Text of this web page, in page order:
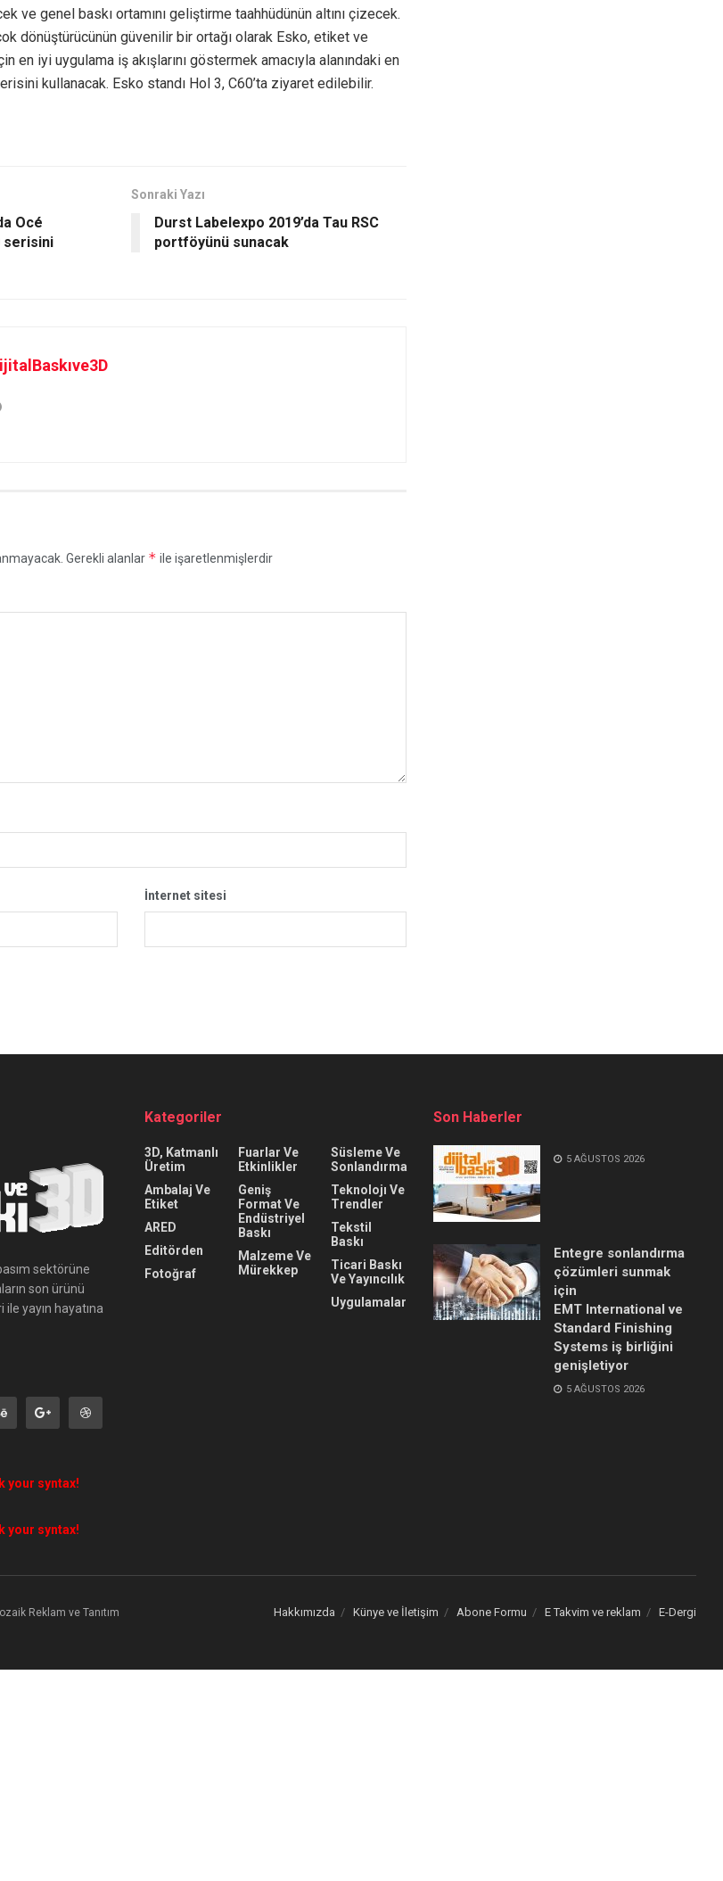
ve genel baskı ortamını geliştirme taahhüdünün altını çizecek.
dönüştürücünün güvenilir bir ortağı olarak Esko, etiket ve
en iyi uygulama iş akışlarını göstermek amacıyla alanındaki en
kullanacak. Esko standı Hol 3, C60’ta ziyaret edilebilir.
Océ
serisini
Sonraki Yazı
Durst Labelexpo 2019’da Tau RSC
portföyünü sunacak
Gerekli alanlar * ile işaretlenmişlerdir
İnternet sitesi
sektörüne
son ürünü
ile yayın hayatına
your syntax!
your syntax!
Kategoriler
3D, Katmanlı
Üretim
Ambalaj Ve
Etiket
ARED
Editörden
Fotoğraf
Fuarlar Ve
Etkinlikler
Geniş
Format Ve
Endüstriyel
Baskı
Malzeme Ve
Mürekkep
Süsleme Ve
Sonlandırma
Teknolojı Ve
Trendler
Tekstil
Baskı
Ticari Baskı
Ve Yayıncılık
Uygulamalar
Son Haberler
5 AĞUSTOS 2026
Entegre sonlandırma
çözümleri sunmak
için
EMT International ve
Standard Finishing
Systems iş birliğini
genişletiyor
5 AĞUSTOS 2026
Hakkımızda Künye ve İletişim Abone Formu E Takvim ve reklam E-Dergi
Reklam ve Tanıtım